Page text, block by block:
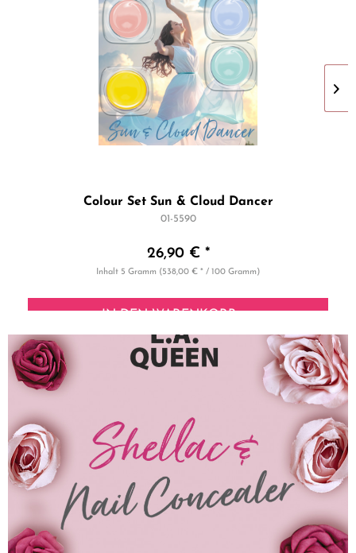
Colour Set Sun & Cloud Dancer
01-5590
26,90 € *
Inhalt 5 Gramm (538,00 € * / 100 Gramm)
IN DEN WARENKORB